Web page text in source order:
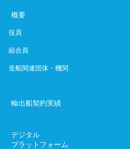
概要
役員
組合員
造船関連団体・機関
輸出船契約実績
デジタル
プラットフォーム